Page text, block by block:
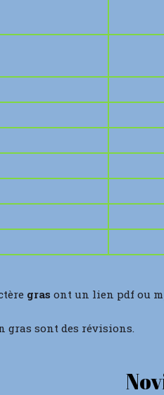
gras ont un lien pdf ou
gras sont des révisions.